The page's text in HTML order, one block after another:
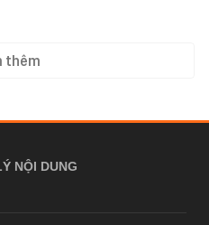
thêm
NỘI DUNG